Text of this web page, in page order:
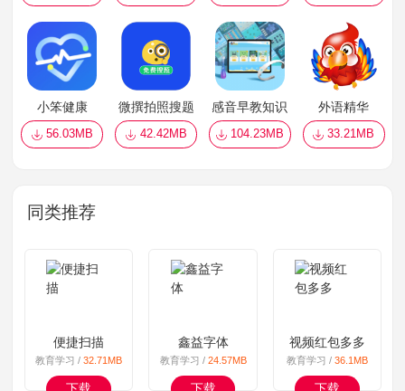
小笨健康
56.03MB
微撰拍照搜题
42.42MB
感音早教知识
104.23MB
外语精华
33.21MB
同类推荐
便捷扫描
教育学习 / 32.71MB
鑫益字体
教育学习 / 24.57MB
视频红包多多
教育学习 /36.1MB